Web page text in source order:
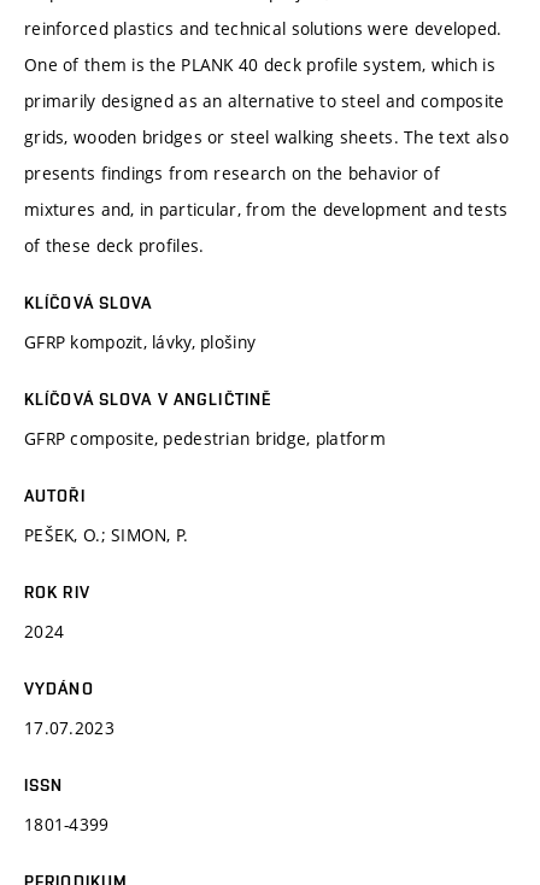
reinforced plastics and technical solutions were developed.
One of them is the PLANK 40 deck profile system, which is
primarily designed as an alternative to steel and composite
grids, wooden bridges or steel walking sheets. The text also
presents findings from research on the behavior of
mixtures and, in particular, from the development and tests
of these deck profiles.
KLÍČOVÁ SLOVA
GFRP kompozit, lávky, plošiny
KLÍČOVÁ SLOVA V ANGLIČTINĚ
GFRP composite, pedestrian bridge, platform
AUTOŘI
PEŠEK, O.; SIMON, P.
ROK RIV
2024
VYDÁNO
17.07.2023
ISSN
1801-4399
PERIODIKUM